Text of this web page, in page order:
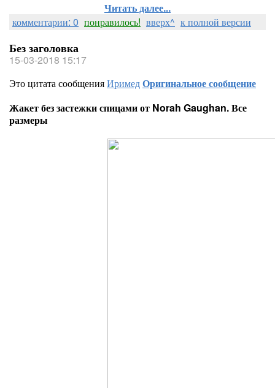
Читать далее...
комментарии: 0 понравилось! вверх^ к полной версии
Без заголовка
15-03-2018 15:17
Это цитата сообщенияИримедОригинальное сообщение
Жакет без застежки спицами от Norah Gaughan. Все
размеры